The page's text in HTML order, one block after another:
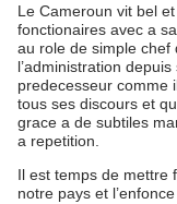
Le Cameroun vit bel
fonctionaires avec a
au role de simple chef
l’administration
predecesseur comme
tous ses discours et
grace a de subtiles
a repetition.
Il est temps de mettre
notre pays et